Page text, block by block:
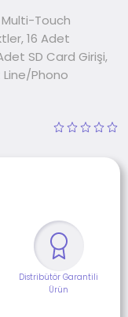
Multi-Touch
16 Adet
SD Card Girişi,
Line/Phono
Distribütör Garantili
Ürün